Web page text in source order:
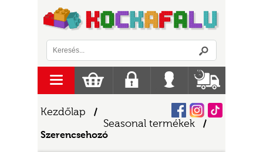
Kezdőlap /
Seasonal termékek
/
Szerencsehozó